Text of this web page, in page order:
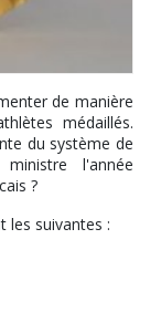
de manière
médaillés.
du système de
l'année
?
les suivantes :